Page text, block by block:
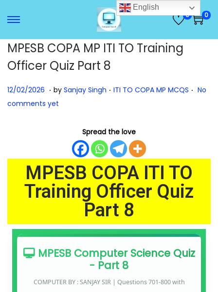
0 0
MPESB COPA MP ITI TO Training
Officer Quiz Part 8
Posted on
12/02/2026
2
/
2
2
. by Sanjay Singh . Posted in
ITI TO COPA MP MCQS . No
comments yet
Spread the love
MPESB COPA ITI TO
Training Officer Quiz
Part 8
MPESB Computer Science Quiz
- Part 8
COMPUTER BY : SANJAY SIR | Questions 701-800 with
English